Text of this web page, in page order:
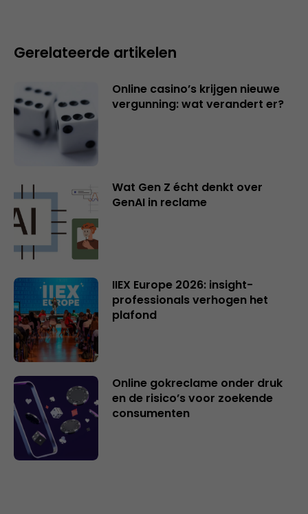
Gerelateerde artikelen
Online casino’s krijgen nieuwe
vergunning: wat verandert er?
Wat Gen Z écht denkt over
GenAI in reclame
IIEX Europe 2026: insight-
professionals verhogen het
plafond
Online gokreclame onder druk
en de risico’s voor zoekende
consumenten